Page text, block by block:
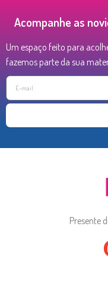
Acompanhe as
Um espaço feito para
fazemos parte da sua
Presente